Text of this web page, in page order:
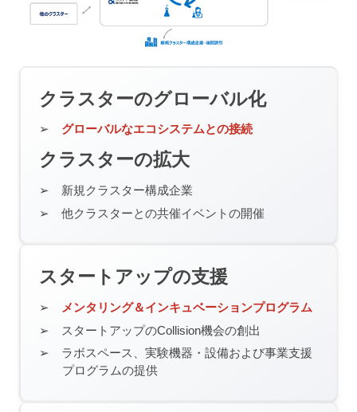
クラスターのグローバル化
グローバルなエコシステムとの接続
クラスターの拡大
新規クラスター構成企業
他クラスターとの共催イベントの開催
スタートアップの支援
メンタリング＆インキュベーションプログラム
スタートアップのCollision機会の創出
ラボスペース、実験機器・設備および事業支援
プログラムの提供